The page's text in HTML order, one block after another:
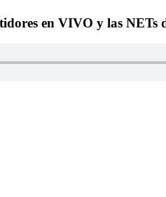
en VIVO y las NETs